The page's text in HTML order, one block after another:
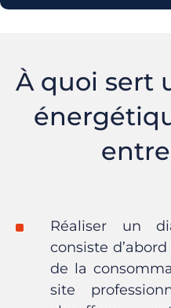
À quoi sert
Réaliser un
consiste
de la
site